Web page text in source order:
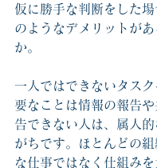
仮に勝手な判断をした
のようなデメリットがあ
か。
一人ではできないタス
要なことは情報の報告
告できない人は、属人的
がちです。ほとんどの
な仕事ではなく仕組み